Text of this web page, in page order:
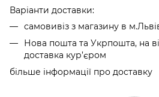
Варіанти доставки:
самовивіз з магазину в
Нова пошта та Укрпошта, на
доставка кур’єром
більше інформації про доставку